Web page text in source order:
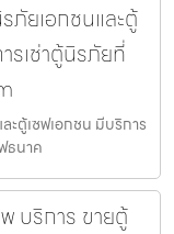
ภัยเอกชนและตู้
รเช่าตู้นิรภัยที่
ตู้เซฟเอกชน มีบริการ
ธนาค
บริการ ขายตู้